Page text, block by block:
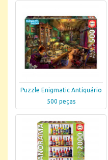
Puzzle Enigmatic Antiquário
500 peças